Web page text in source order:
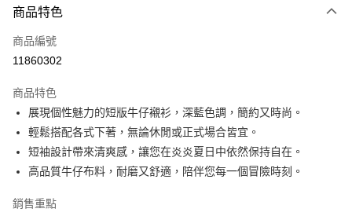
信用卡一次付款
超商取貨付款
Apple Pay
悠遊付
ATM付款
運送方式
商品特色
商品編號
11860302
商品特色
展現個性魅力的短版牛仔襯衫，深藍色調，簡約又時尚。
輕鬆搭配各式下著，無論休閒或正式場合皆宜。
短袖設計帶來清爽感，讓您在炎炎夏日中依然保持自在。
高品質牛仔布料，耐磨又舒適，陪伴您每一個冒險時刻。
銷售重點